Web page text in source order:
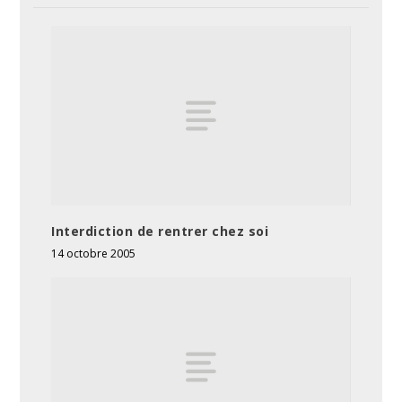
Interdiction de rentrer chez soi
14 octobre 2005